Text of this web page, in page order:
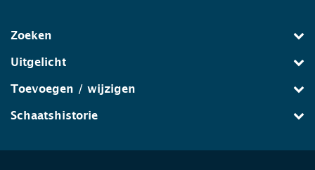
Zoeken
Uitgelicht
Toevoegen / wijzigen
Schaatshistorie